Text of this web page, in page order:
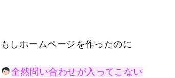
もしホームページを作ったのに
全然問い合わせが入ってこない